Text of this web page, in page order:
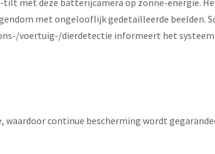
tilt met deze batterijcamera op zonne-energie.
met ongelooflijk gedetailleerde beelden.
voertuig-/dierdetectie informeert het
continue bescherming wordt